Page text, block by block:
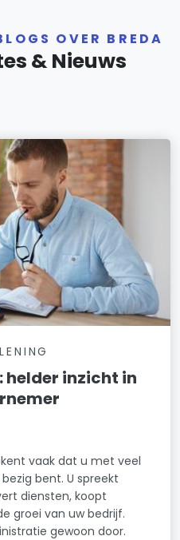
OVER BREDA
& Nieuws
helder inzicht in
vaak dat u met veel
bent. U spreekt
diensten, koopt
groei van uw bedrijf.
gewoon door.